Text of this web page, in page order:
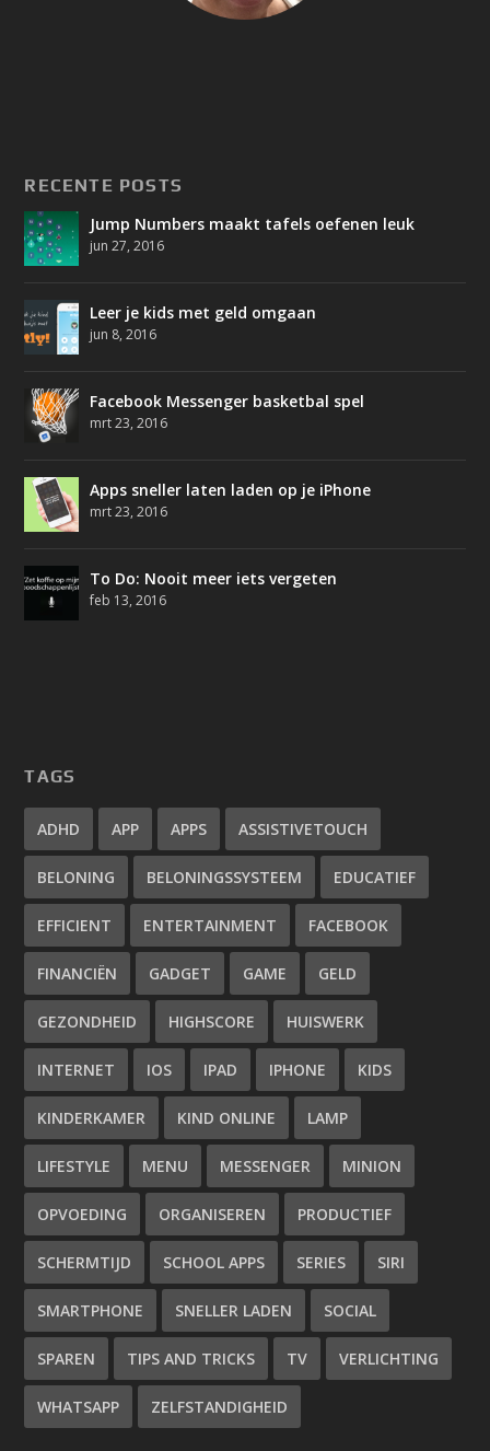
RECENTE POSTS
Jump Numbers maakt tafels oefenen leuk
jun 27, 2016
Leer je kids met geld omgaan
jun 8, 2016
Facebook Messenger basketbal spel
mrt 23, 2016
Apps sneller laten laden op je iPhone
mrt 23, 2016
To Do: Nooit meer iets vergeten
feb 13, 2016
TAGS
ADHD APP APPS ASSISTIVETOUCH
BELONING BELONINGSSYSTEEM EDUCATIEF
EFFICIENT ENTERTAINMENT FACEBOOK
FINANCIËN GADGET GAME GELD
GEZONDHEID HIGHSCORE HUISWERK
INTERNET IOS IPAD IPHONE KIDS
KINDERKAMER KIND ONLINE LAMP
LIFESTYLE MENU MESSENGER MINION
OPVOEDING ORGANISEREN PRODUCTIEF
SCHERMTIJD SCHOOL APPS SERIES SIRI
SMARTPHONE SNELLER LADEN SOCIAL
SPAREN TIPS AND TRICKS TV VERLICHTING
WHATSAPP ZELFSTANDIGHEID